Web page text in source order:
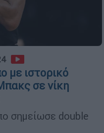
με ιστορικό
σε νίκη
σημείωσε double